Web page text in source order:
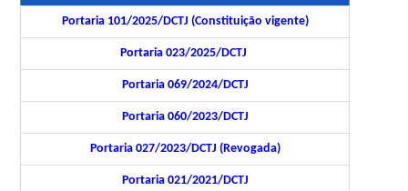
Portaria 101/2025/DCTJ (Constituição vigente)
Portaria 023/2025/DCTJ
Portaria 069/2024/DCTJ
Portaria 060/2023/DCTJ
Portaria 027/2023/DCTJ (Revogada)
Portaria 021/2021/DCTJ